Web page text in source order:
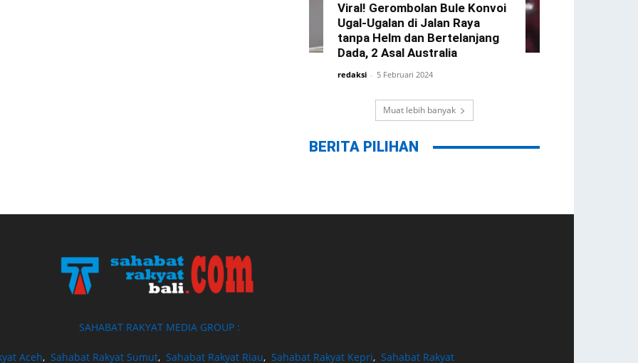
Viral! Gerombolan Bule Konvoi
Ugal-Ugalan di Jalan Raya
tanpa Helm dan Bertelanjang
Dada, 2 Asal Australia
redaksi - 5 Februari 2024
Muat lebih banyak
BERITA PILIHAN
SAHABAT RAKYAT MEDIA GROUP :
Aceh, Sahabat Rakyat Sumut, Sahabat Rakyat Riau, Sahabat Rakyat Kepri, Sahabat Rakyat